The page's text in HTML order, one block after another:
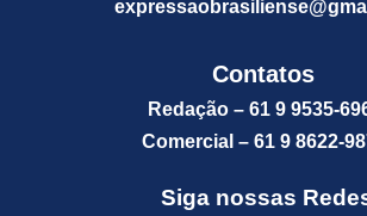
expressaobrasiliense@gm
Contatos
Redação – 61 9 9535-
Comercial – 61 9 8622-
Siga nossas